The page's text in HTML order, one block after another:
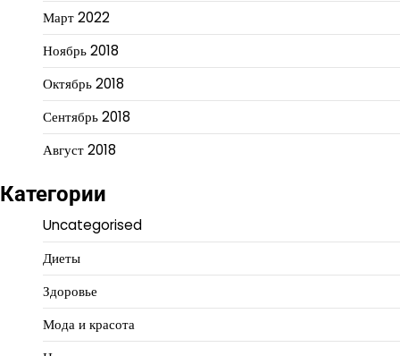
Март 2022
Ноябрь 2018
Октябрь 2018
Сентябрь 2018
Август 2018
Категории
Uncategorised
Диеты
Здоровье
Мода и красота